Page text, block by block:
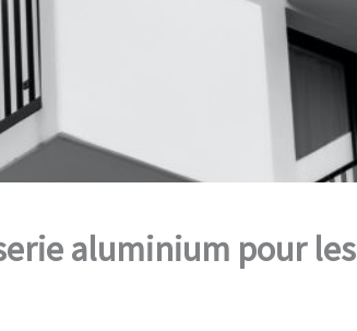
aluminium pour les